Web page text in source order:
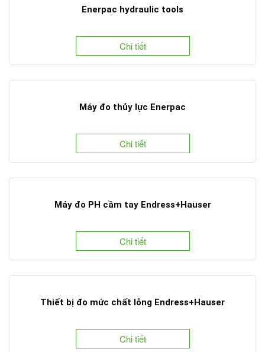
Enerpac hydraulic tools
Chi tiết
Máy đo thủy lực Enerpac
Chi tiết
Máy đo PH cầm tay Endress+Hauser
Chi tiết
Thiết bị đo mức chất lỏng Endress+Hauser
Chi tiết